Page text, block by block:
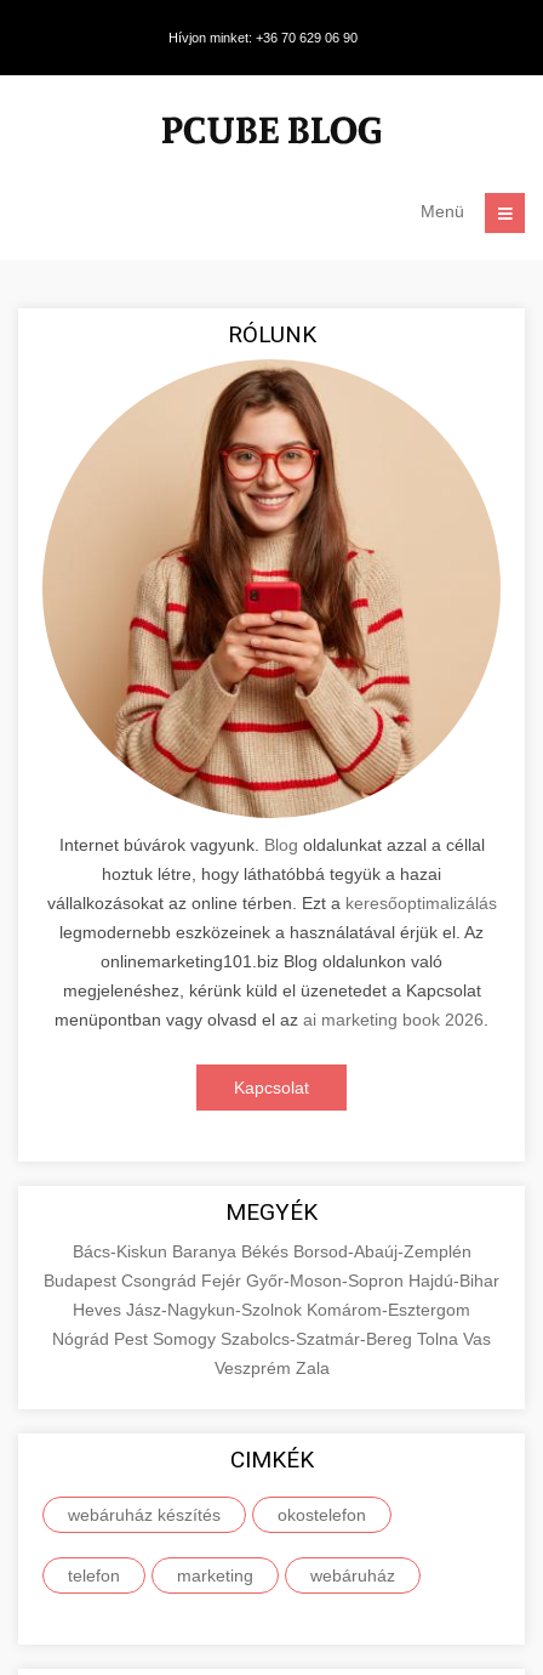
Hívjon minket: +36 70 629 06 90
Menü
RÓLUNK
Internet búvárok vagyunk. Blog oldalunkat azzal a céllal
hoztuk létre, hogy láthatóbbá tegyük a hazai
vállalkozásokat az online térben. Ezt a keresőoptimalizálás
legmodernebb eszközeinek a használatával érjük el. Az
onlinemarketing101.biz Blog oldalunkon való
megjelenéshez, kérünk küld el üzenetedet a Kapcsolat
menüpontban vagy olvasd el az ai marketing book 2026
Kapcsolat
MEGYÉK
Bács-Kiskun Baranya Békés Borsod-Abaúj-Zemplén
Budapest Csongrád Fejér Győr-Moson-Sopron Hajdú-Bihar
Heves Jász-Nagykun-Szolnok Komárom-Esztergom
Nógrád Pest Somogy Szabolcs-Szatmár-Bereg Tolna Vas
Veszprém Zala
CIMKÉK
webáruház készítés okostelefon
telefon marketing webáruház